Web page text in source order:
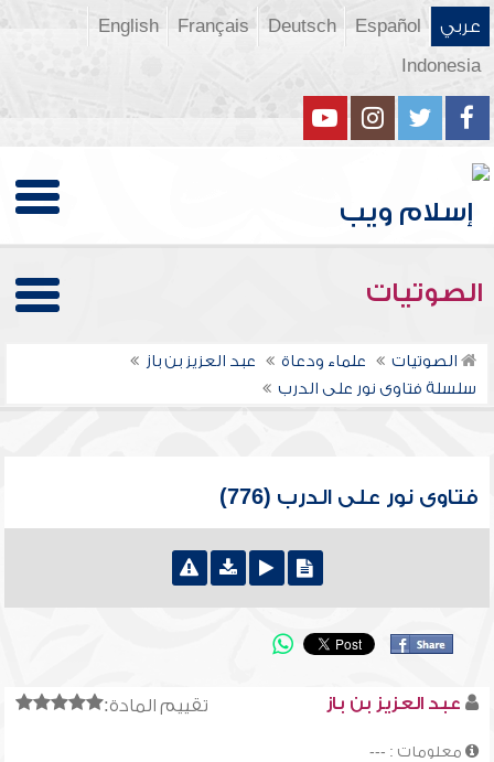
عربي Español
Deutsch
Français
English
Indonesia
الصوتيات
الصوتيات علماء ودعاة
عبد العزيز بن باز
سلسلة فتاوى نور على الدرب
فتاوى نور على الدرب (776)
تقييم المادة: عبد العزيز بن باز
معلومات : ---